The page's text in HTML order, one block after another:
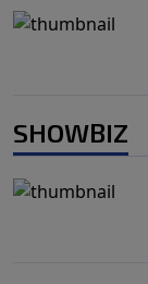
SHOWBIZ